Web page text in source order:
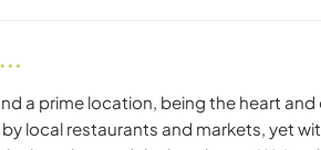
a prime location, being the heart
local restaurants and markets, yet